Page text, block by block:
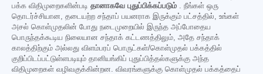
பக்க விதிமுறைகளின்படி தானாகவே புதுப்பிக்கப்படும் . நீங்கள் ஒரு
தொடர்ச்சியான, தடையற்ற சந்தாப் பயனராக இருக்கும் பட்சத்தில், உங்கள்
அசல் கொள்முதலின் போது நடைமுறையில் இருந்த அப்போதைய
பொருந்தக்கூடிய நிலையான சந்தாக் கட்டணத்திலும், அதே சந்தாக்
காலத்திற்கும் அல்லது விளம்பரப் பொருட்கள்/கொள்முதல் பக்கத்தில்
குறிப்பிடப்பட்டுள்ளபடியும் தானியங்கிப் புதுப்பித்தல்களுக்கு அந்த
விதிமுறைகள் வழிவகுக்கின்றன. விவரங்களுக்கு கொள்முதல் பக்கத்தைப்